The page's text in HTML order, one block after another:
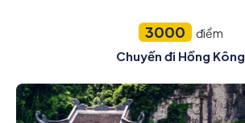
3000 điểm
Chuyến đi Hồng Kông